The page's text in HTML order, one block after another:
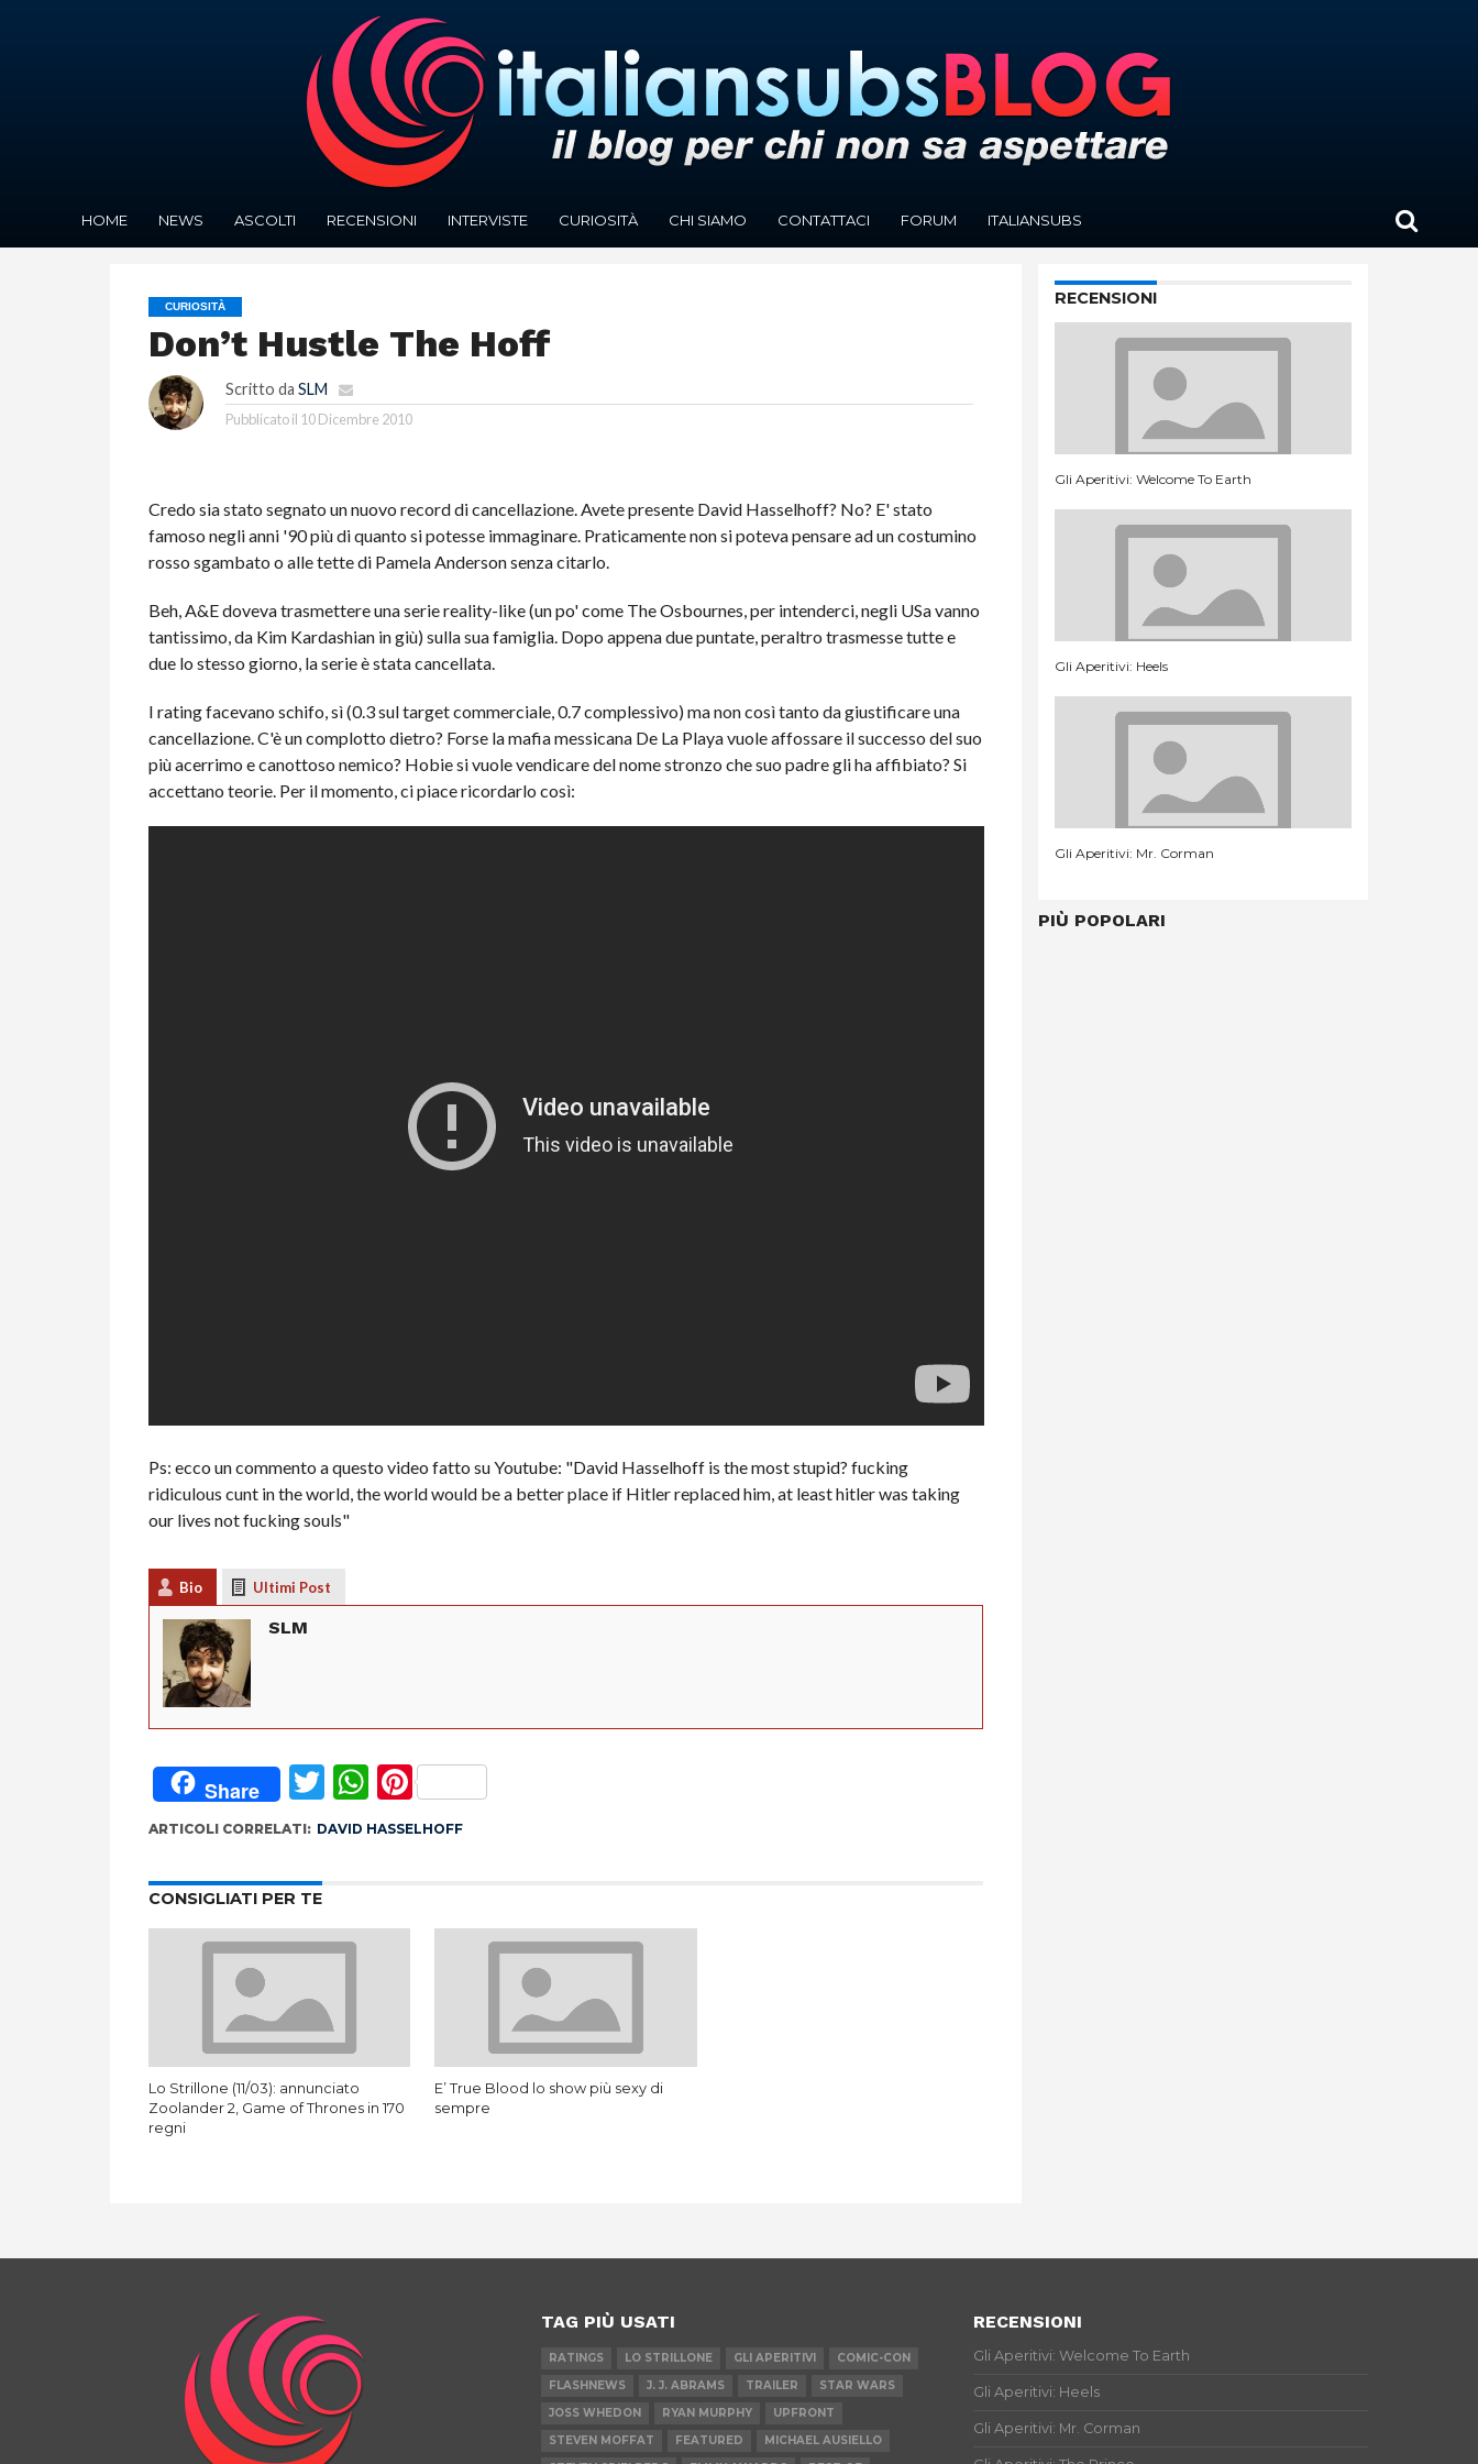
HOME NEWS ASCOLTI RECENSIONI INTERVISTE CURIOSITÀ CHI SIAMO CONTATTACI FORUM ITALIANSUBS
CURIOSITÀ
Don’t Hustle The Hoff
Scritto da SLM
Pubblicato il 10 Dicembre 2010
Credo sia stato segnato un nuovo record di cancellazione. Avete presente David Hasselhoff? No? E' stato
famoso negli anni '90 più di quanto si potesse immaginare. Praticamente non si poteva pensare ad un costumino
rosso sgambato o alle tette di Pamela Anderson senza citarlo.
Beh, A&E doveva trasmettere una serie reality-like (un po' come The Osbournes, per intenderci, negli USa vanno
tantissimo, da Kim Kardashian in giù) sulla sua famiglia. Dopo appena due puntate, peraltro trasmesse tutte e
due lo stesso giorno, la serie è stata cancellata.
I rating facevano schifo, sì (0.3 sul target commerciale, 0.7 complessivo) ma non così tanto da giustificare una
cancellazione. C'è un complotto dietro? Forse la mafia messicana De La Playa vuole affossare il successo del suo
più acerrimo e canottoso nemico? Hobie si vuole vendicare del nome stronzo che suo padre gli ha affibiato? Si
accettano teorie. Per il momento, ci piace ricordarlo così:
Ps: ecco un commento a questo video fatto su Youtube: "David Hasselhoff is the most stupid? fucking
ridiculous cunt in the world, the world would be a better place if Hitler replaced him, at least hitler was taking
our lives not fucking souls"
Bio Ultimi Post
SLM
Share Twitter
WhatsApp
Pinterest
ARTICOLI CORRELATI: DAVID HASSELHOFF
CONSIGLIATI PER TE
Lo Strillone (11/03): annunciato
Zoolander 2, Game of Thrones in 170
regni
E’ True Blood lo show più sexy di
sempre
RECENSIONI
Gli Aperitivi: Welcome To Earth
Gli Aperitivi: Heels
Gli Aperitivi: Mr. Corman
PIÙ POPOLARI
TAG PIÙ USATI
RATINGS LO STRILLONE GLI APERITIVI
COMIC-CON
FLASHNEWS
J. J. ABRAMS TRAILER
STAR WARS
JOSS WHEDON
RYAN MURPHY
UPFRONT
STEVEN MOFFAT
FEATURED
MICHAEL AUSIELLO
RECENSIONI
Gli Aperitivi: Welcome To Earth
Gli Aperitivi: Heels
Gli Aperitivi: Mr. Corman